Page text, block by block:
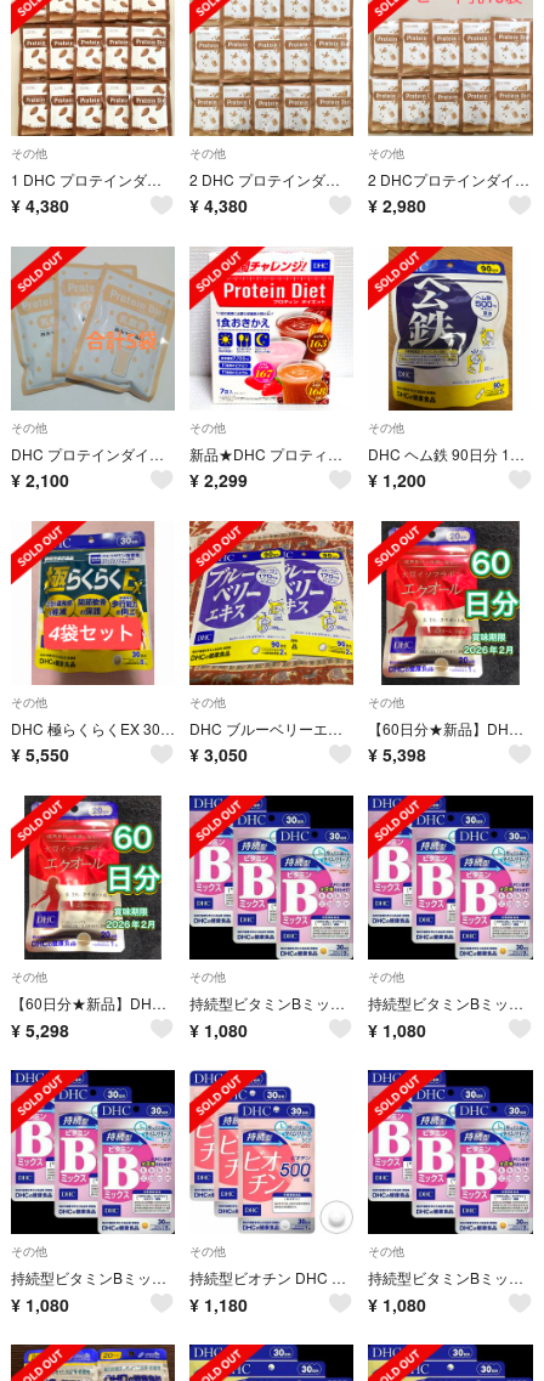
その他
1 DHC プロテインダイエット ココア15袋 プロティンダイエット
¥ 4,380
その他
2 DHC プロテインダイエット コーヒー牛乳15袋 プロティンダイエット
¥ 4,380
その他
2 DHCプロテインダイエット コーヒー牛乳10袋 プロティンダイエット
¥ 2,980
その他
DHC プロテインダイエット 森永マミー風味 5袋
¥ 2,100
その他
新品★DHC プロティンダイエット 7袋入 ココア いちごミルク コーヒー牛乳
¥ 2,299
その他
DHC ヘム鉄 90日分 180粒
¥ 1,200
その他
DHC 極らくらくEX 30日分×4袋
¥ 5,550
その他
DHC ブルーベリーエキス 90日分
¥ 3,050
その他
【60日分★新品】DHC エクオール 20日分×3袋 賞味期限2026年2月
¥ 5,398
その他
【60日分★新品】DHC エクオール 20日分×3袋 賞味期限2026年2月
¥ 5,298
その他
持続型ビタミンBミックス 30日分×3袋 栄養機能食品 DHC サプリメント
¥ 1,080
その他
持続型ビタミンBミックス 30日分×3袋 栄養機能食品 DHC サプリメント
¥ 1,080
その他
持続型ビタミンBミックス 30日分×3袋 栄養機能食品 DHC サプリメント
¥ 1,080
その他
持続型ビオチン DHC サプリメント 30日分 3個 栄養機能食品
¥ 1,180
その他
持続型ビタミンBミックス 30日分×3袋 栄養機能食品 DHC サプリメント
¥ 1,080